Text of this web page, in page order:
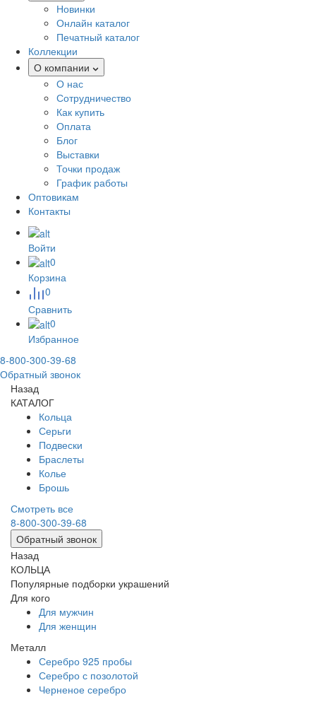
Новинки
Онлайн каталог
Печатный каталог
Коллекции
О компании
О нас
Сотрудничество
Как купить
Оплата
Блог
Выставки
Точки продаж
График работы
Оптовикам
Контакты
Войти
0
Корзина
0
Сравнить
0
Избранное
8-800-300-39-68
Обратный звонок
Назад
КАТАЛОГ
Кольца
Серьги
Подвески
Браслеты
Колье
Брошь
Смотреть все
8-800-300-39-68
Обратный звонок
Назад
КОЛЬЦА
Популярные подборки украшений
Для кого
Для мужчин
Для женщин
Металл
Серебро 925 пробы
Серебро с позолотой
Черненое серебро